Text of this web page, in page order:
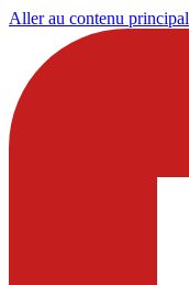
Aller au contenu principal